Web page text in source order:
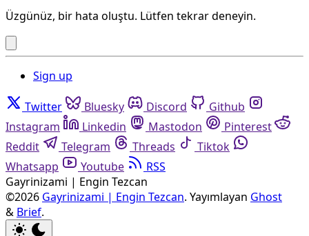
Üzgünüz, bir hata oluştu. Lütfen tekrar deneyin.
Sign up
Twitter Bluesky Discord
Github
Instagram
Linkedin Mastodon
Pinterest
Reddit
Telegram Threads
Tiktok
Whatsapp
Youtube
RSS
Gayrinizami | Engin Tezcan
©2026 Gayrinizami | Engin Tezcan. Yayımlayan Ghost
& Brief.